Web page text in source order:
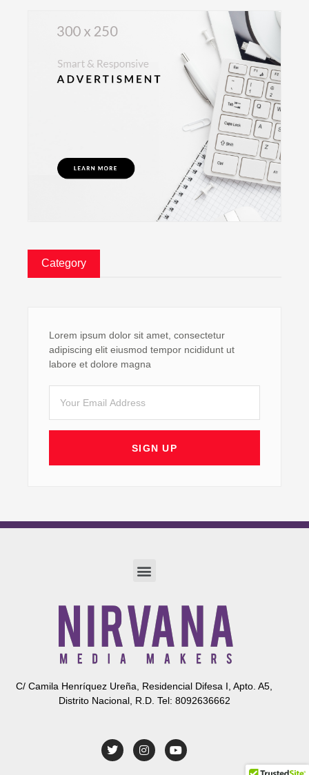
Category
Lorem ipsum dolor sit amet, consectetur
adipiscing elit eiusmod tempor ncididunt ut
labore et dolore magna
SIGN UP
Menu
C/ Camila Henríquez Ureña, Residencial Difesa I, Apto. A5,
Distrito Nacional, R.D. Tel: 8092636662
T
w
I
n
Y
o